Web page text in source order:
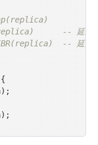
-- 延迟
-- 延迟